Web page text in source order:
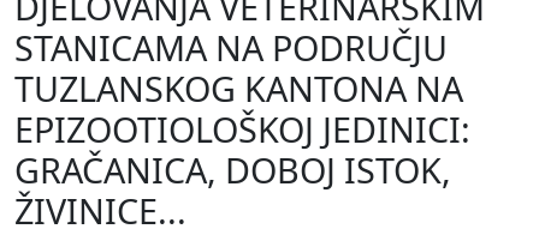
STANICAMA NA PODRUČJU
TUZLANSKOG KANTONA NA
EPIZOOTIOLOŠKOJ JEDINICI:
GRAČANICA, DOBOJ ISTOK,
ŽIVINICE...